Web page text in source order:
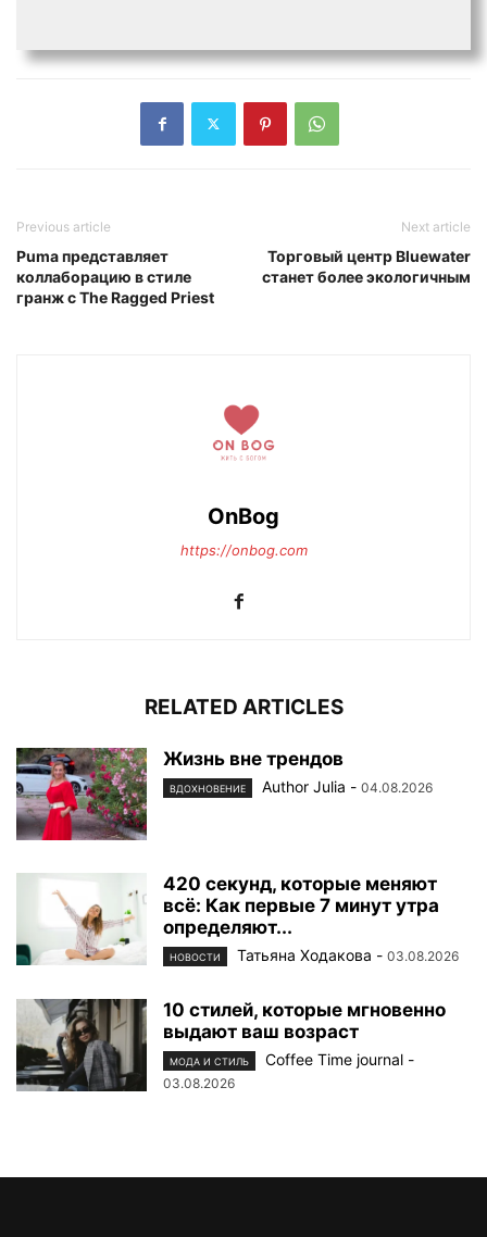
Previous article
Puma представляет
коллаборацию в стиле
гранж с The Ragged Priest
Next article
Торговый центр Bluewater
станет более экологичным
OnBog
https://onbog.com
RELATED ARTICLES
Жизнь вне трендов
ВДОХНОВЕНИЕ Author Julia - 04.08.2026
420 секунд, которые меняют
всё: Как первые 7 минут утра
определяют...
НОВОСТИ Татьяна Ходакова - 03.08.2026
10 стилей, которые мгновенно
выдают ваш возраст
МОДА И СТИЛЬ Coffee Time journal -
03.08.2026